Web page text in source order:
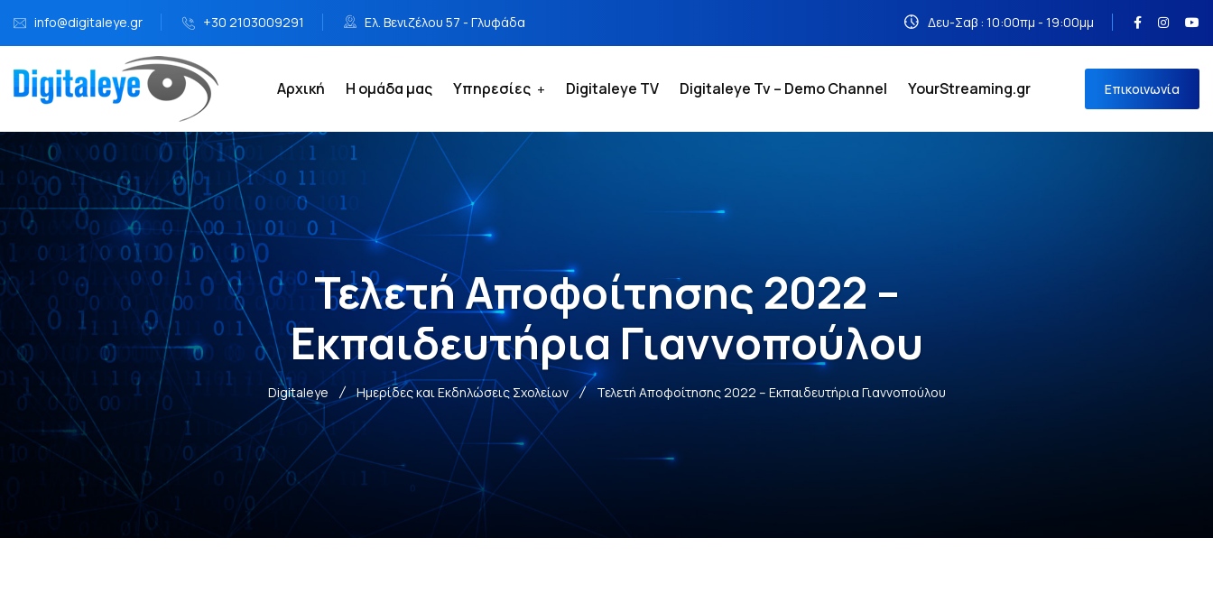
info@digitaleye.gr +30 2103009291 Ελ. Βενιζέλου 57 - Γλυφάδα Δευ-Σαβ : 10:00πμ - 19:00μμ
Αρχική Η ομάδα μας Υπηρεσίες Digitaleye TV Digitaleye Tv – Demo Channel YourStreaming.gr Επικοινωνία
Τελετή Αποφοίτησης 2022 –
Εκπαιδευτήρια Γιαννoπούλου
Digitaleye Ημερίδες και Εκδηλώσεις Σχολείων Τελετή Αποφοίτησης 2022 – Εκπαιδευτήρια Γιαννoπούλου